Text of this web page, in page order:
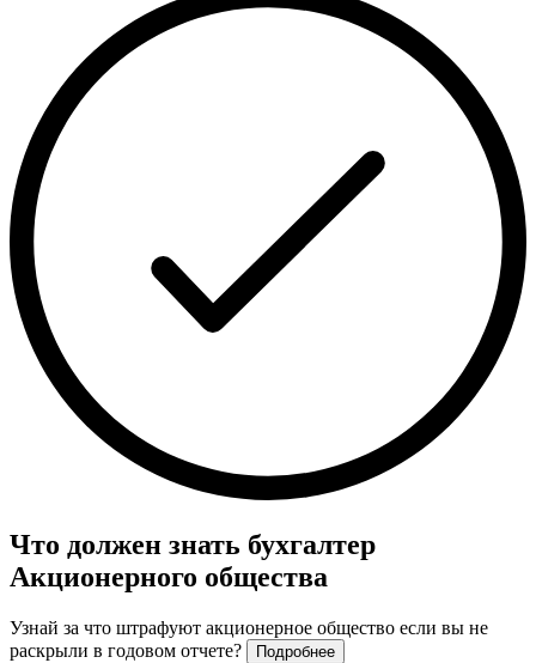
Что должен знать бухгалтер
Акционерного общества
Узнай за что штрафуют акционерное общество если вы не
раскрыли в годовом отчете?
Подробнее